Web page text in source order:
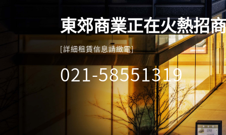
東郊商業正在火熱招
[詳細租賃信息請緻電]
021-58551319